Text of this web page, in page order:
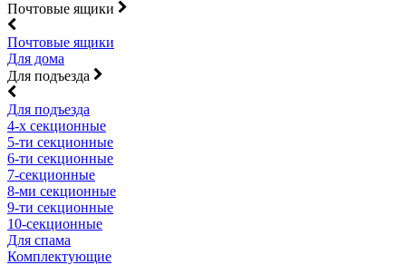
Почтовые ящики
Почтовые ящики
Для дома
Для подъезда
Для подъезда
4-х секционные
5-ти секционные
6-ти секционные
7-секционные
8-ми секционные
9-ти секционные
10-секционные
Для спама
Комплектующие